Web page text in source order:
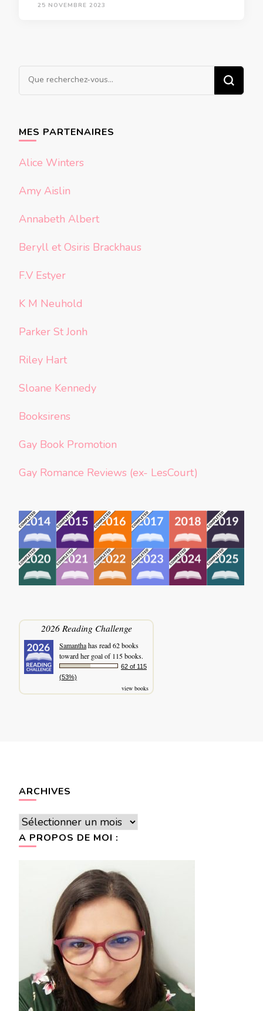
25 NOVEMBRE 2023
Vous
MES PARTENAIRES
Alice Winters
Amy Aislin
Annabeth Albert
Beryll et Osiris Brackhaus
F.V Estyer
K M Neuhold
Parker St Jonh
Riley Hart
Sloane Kennedy
Booksirens
Gay Book Promotion
Gay Romance Reviews (ex- LesCourt)
2026 Reading Challenge
Samanthahas read 62 books
toward her goal of 115 books.
62 of 115
(53%)
view books
ARCHIVES
Archives
A PROPOS DE MOI :